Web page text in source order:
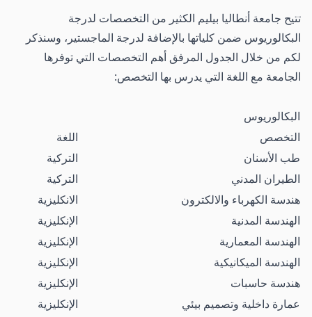
تتيح جامعة أنطاليا بيليم الكثير من التخصصات لدرجة
البكالوريوس ضمن كلياتها بالإضافة لدرجة الماجستير، وسنذكر
لكم من خلال الجدول المرفق أهم التخصصات التي توفرها
الجامعة مع اللغة التي يدرس بها التخصص:
البكالوريوس
التخصص
اللغة
طب الأسنان
التركية
الطيران المدني
التركية
هندسة الكهرباء والالكترون
الانكليزية
الهندسة المدنية
الإنكليزية
الهندسة المعمارية
الإنكليزية
الهندسة الميكانيكية
الإنكليزية
هندسة حاسبات
الإنكليزية
عمارة داخلية وتصميم بيئي
الإنكليزية